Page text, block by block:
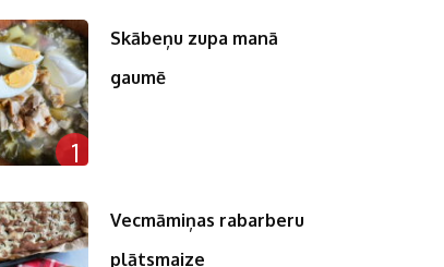
1
Skābeņu zupa manā
gaumē
Vecmāmiņas rabarberu
plātsmaize